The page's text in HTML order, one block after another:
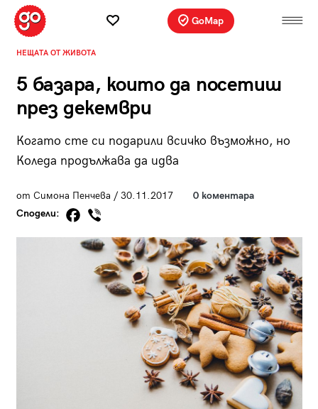
GoMap
НЕЩАТА ОТ ЖИВОТА
5 базара, които да посетиш
през декември
Когато сте си подарили всичко възможно, но
Коледа продължава да идва
от Симона Пенчева / 30.11.2017
0 коментара
Сподели: